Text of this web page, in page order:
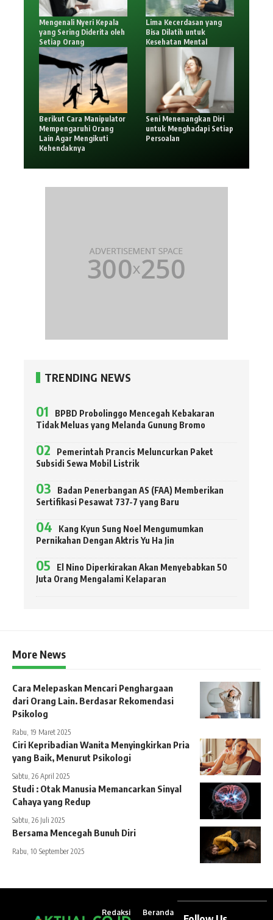
Mengenali Nyeri Kepala
yang Sering Diderita oleh
Setiap Orang
Lima Kecerdasan yang
Bisa Dilatih untuk
Kesehatan Mental
Berikut Cara Manipulator
Mempengaruhi Orang
Lain Agar Mengikuti
Kehendaknya
Seni Menenangkan Diri
untuk Menghadapi Setiap
Persoalan
TRENDING NEWS
BPBD Probolinggo Mencegah Kebakaran
Tidak Meluas yang Melanda Gunung Bromo
Pemerintah Prancis Meluncurkan Paket
Subsidi Sewa Mobil Listrik
Badan Penerbangan AS (FAA) Memberikan
Sertifikasi Pesawat 737-7 yang Baru
Kang Kyun Sung Noel Mengumumkan
Pernikahan Dengan Aktris Yu Ha Jin
El Nino Diperkirakan Akan Menyebabkan 50
Juta Orang Mengalami Kelaparan
More News
Cara Melepaskan Mencari Penghargaan
dari Orang Lain. Berdasar Rekomendasi
Psikolog
Rabu, 19 Maret 2025
Ciri Kepribadian Wanita Menyingkirkan Pria
yang Baik, Menurut Psikologi
Sabtu, 26 April 2025
Studi : Otak Manusia Memancarkan Sinyal
Cahaya yang Redup
Sabtu, 26 Juli 2025
Bersama Mencegah Bunuh Diri
Rabu, 10 September 2025
Redaksi Beranda